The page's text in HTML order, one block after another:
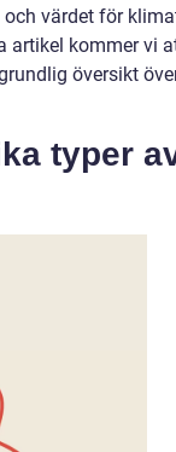
värdet för
artikel kommer vi
översikt
typer